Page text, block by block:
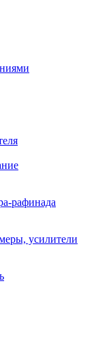
рафинада
усилители